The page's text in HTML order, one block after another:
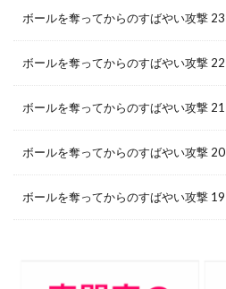
ボールを奪ってからのすばやい攻撃 23
ボールを奪ってからのすばやい攻撃 22
ボールを奪ってからのすばやい攻撃 21
ボールを奪ってからのすばやい攻撃 20
ボールを奪ってからのすばやい攻撃 19